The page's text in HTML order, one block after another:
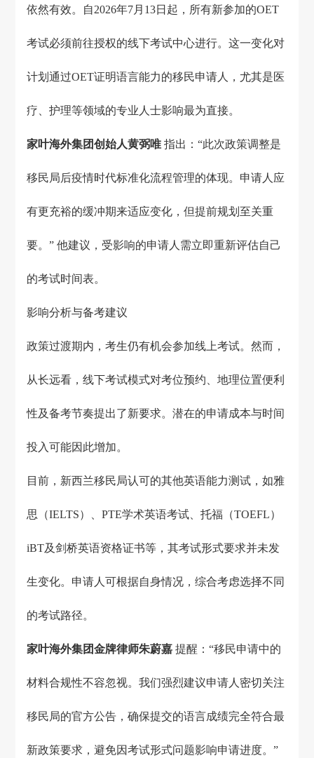
依然有效。自2026年7月13日起，所有新参加的OET
考试必须前往授权的线下考试中心进行。这一变化对
计划通过OET证明语言能力的移民申请人，尤其是医
疗、护理等领域的专业人士影响最为直接。
家叶海外集团创始人黄弼唯指出：“此次政策调整是
移民局后疫情时代标准化流程管理的体现。申请人应
有更充裕的缓冲期来适应变化，但提前规划至关重
要。” 他建议，受影响的申请人需立即重新评估自己
的考试时间表。
影响分析与备考建议
政策过渡期内，考生仍有机会参加线上考试。然而，
从长远看，线下考试模式对考位预约、地理位置便利
性及备考节奏提出了新要求。潜在的申请成本与时间
投入可能因此增加。
目前，新西兰移民局认可的其他英语能力测试，如雅
思（IELTS）、PTE学术英语考试、托福（TOEFL）
iBT及剑桥英语资格证书等，其考试形式要求并未发
生变化。申请人可根据自身情况，综合考虑选择不同
的考试路径。
家叶海外集团金牌律师朱蔚嘉提醒：“移民申请中的
材料合规性不容忽视。我们强烈建议申请人密切关注
移民局的官方公告，确保提交的语言成绩完全符合最
新政策要求，避免因考试形式问题影响申请进度。”